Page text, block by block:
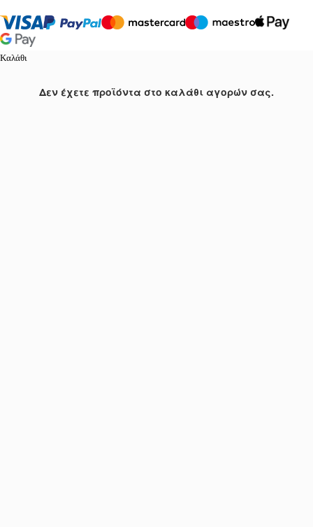
Καλάθι
Δεν έχετε προϊόντα στο καλάθι αγορών σας.